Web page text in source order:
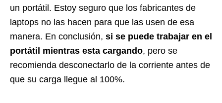
un portátil. Estoy seguro que los fabricantes de
laptops no las hacen para que las usen de esa
manera. En conclusión, si se puede trabajar en el
portátil mientras esta cargando, pero se
recomienda desconectarlo de la corriente antes de
que su carga llegue al 100%.